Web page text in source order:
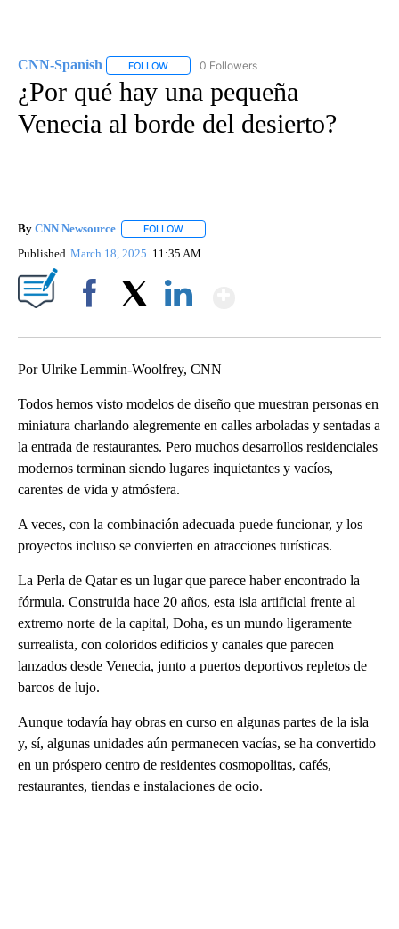
CNN-Spanish FOLLOW FOLLOW "CNN-SPANISH" TO RECEIVE
0 Followers
¿Por qué hay una pequeña
Venecia al borde del desierto?
By CNN Newsource FOLLOW
Published March 18, 2025 11:35 AM
Por Ulrike Lemmin-Woolfrey, CNN
Todos hemos visto modelos de diseño que muestran personas en
miniatura charlando alegremente en calles arboladas y sentadas a
la entrada de restaurantes. Pero muchos desarrollos residenciales
modernos terminan siendo lugares inquietantes y vacíos,
carentes de vida y atmósfera.
A veces, con la combinación adecuada puede funcionar, y los
proyectos incluso se convierten en atracciones turísticas.
La Perla de Qatar es un lugar que parece haber encontrado la
fórmula. Construida hace 20 años, esta isla artificial frente al
extremo norte de la capital, Doha, es un mundo ligeramente
surrealista, con coloridos edificios y canales que parecen
lanzados desde Venecia, junto a puertos deportivos repletos de
barcos de lujo.
Aunque todavía hay obras en curso en algunas partes de la isla
y, sí, algunas unidades aún permanecen vacías, se ha convertido
en un próspero centro de residentes cosmopolitas, cafés,
restaurantes, tiendas e instalaciones de ocio.